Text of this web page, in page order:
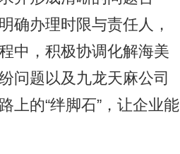
确办理时限与责任人，
中，积极协调化解海美
问题以及九龙天麻公司
上的“绊脚石”，让企业能